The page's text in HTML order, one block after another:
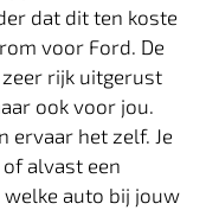
dat dit ten koste
voor Ford. De
rijk uitgerust
ook voor jou.
ervaar het zelf. Je
alvast een
auto bij jouw